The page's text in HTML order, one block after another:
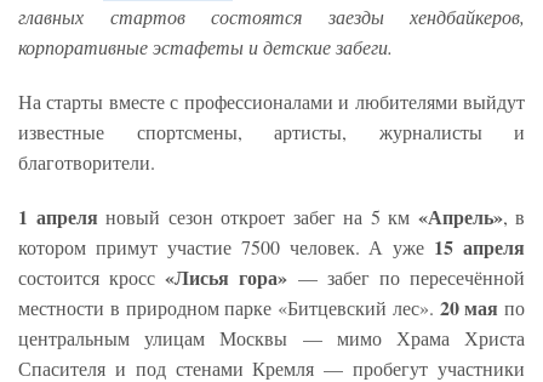
главных стартов состоятся заезды хендбайкеров,
корпоративные эстафеты и детские забеги.
На старты вместе с профессионалами и любителями выйдут
известные спортсмены, артисты, журналисты и
благотворители.
1 апреля новый сезон откроет забег на 5 км «Апрель», в
котором примут участие 7500 человек. А уже 15 апреля
состоится кросс«Лисья гора» — забег по пересечённой
местности в природном парке «Битцевский лес». 20 мая по
центральным улицам Москвы — мимо Храма Христа
Спасителя и под стенами Кремля — пробегут участники